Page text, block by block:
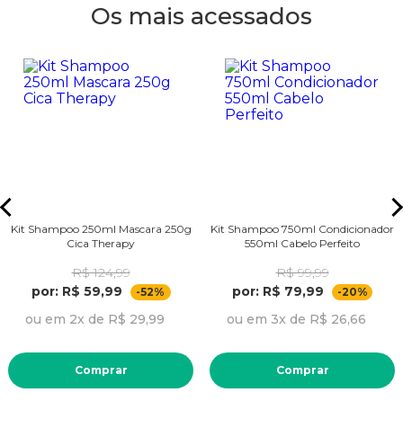
Os mais acessados
Kit Shampoo 250ml Mascara 250g
Cica Therapy
R$ 124,99
por: R$ 59,99
-52%
ou em 2x de R$ 29,99
Comprar
Kit Shampoo 750ml Condicionador
550ml Cabelo Perfeito
R$ 99,99
por: R$ 79,99
-20%
ou em 3x de R$ 26,66
Comprar